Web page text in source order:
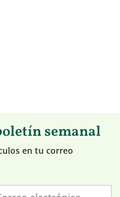
semanal
en tu correo